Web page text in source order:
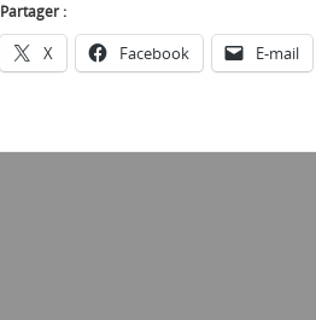
Partager :
X Facebook E-mail